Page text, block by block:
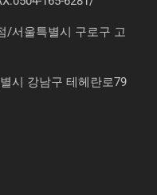
/서울특별시 구로구 고
시 강남구 테헤란로79